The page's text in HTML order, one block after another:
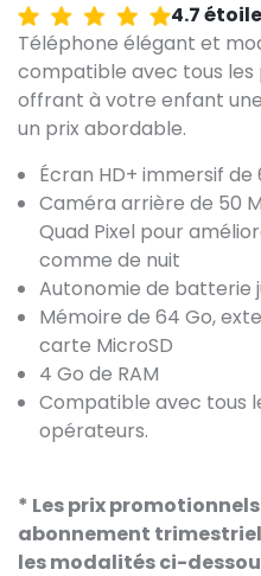
4.7
Téléphone élégant et
compatible avec tous
offrant à votre enfant
un prix abordable.
Écran HD+ immersif de
Caméra arrière de 50
Quad Pixel pour
comme de nuit
Autonomie de batterie
Mémoire de 64 Go,
carte MicroSD
4 Go de RAM
Compatible avec tous
opérateurs.
* Les prix
abonnement
les modalités ci-